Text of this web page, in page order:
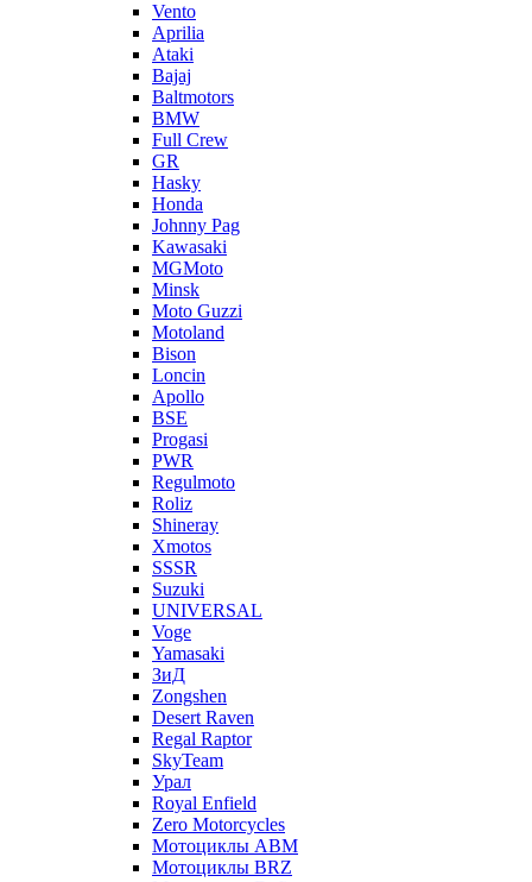
Vento
Aprilia
Ataki
Bajaj
Baltmotors
BMW
Full Crew
GR
Hasky
Honda
Johnny Pag
Kawasaki
MGMoto
Minsk
Moto Guzzi
Motoland
Bison
Loncin
Apollo
BSE
Progasi
PWR
Regulmoto
Roliz
Shineray
Xmotos
SSSR
Suzuki
UNIVERSAL
Voge
Yamasaki
ЗиД
Zongshen
Desert Raven
Regal Raptor
SkyTeam
Урал
Royal Enfield
Zero Motorcycles
Мотоциклы ABM
Мотоциклы BRZ